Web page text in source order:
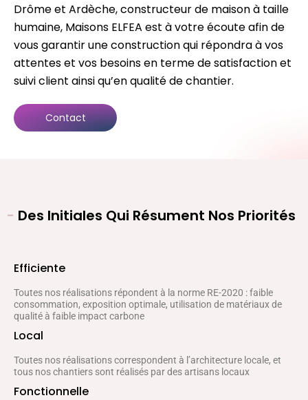
Drôme et Ardèche, constructeur de maison à taille
humaine, Maisons ELFEA est à votre écoute afin de
vous garantir une construction qui répondra à vos
attentes et vos besoins en terme de satisfaction et
suivi client ainsi qu’en qualité de chantier.
Contact
- Des Initiales Qui Résument Nos Priorités
Efficiente
Toutes nos réalisations répondent à la norme RE-2020 : faible
consommation, exposition optimale, utilisation de matériaux de
qualité à faible impact carbone
Local
Toutes nos réalisations correspondent à l’architecture locale, et
tous nos chantiers sont réalisés par des artisans locaux
Fonctionnelle